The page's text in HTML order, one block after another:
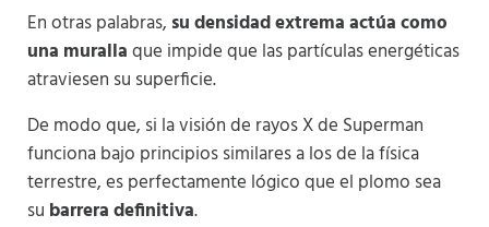
En otras palabras, su densidad extrema actúa como
una murallaque impide que las partículas energéticas
atraviesen su superficie.
De modo que, si la visión de rayos X de Superman
funciona bajo principios similares a los de la física
terrestre, es perfectamente lógico que el plomo sea
su barrera definitiva.